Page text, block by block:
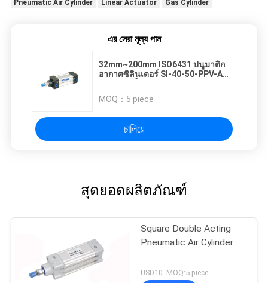
Pneumatic Air Cylinder Linear Actuator Gas Cylinder
এর সেরা মূল্য পান
32mm~200mm ISO6431 ปนูมาติก
อากาศซิลินเดอร์ SI-40-50-PPV-A
MOQ： 5 piece
চালিয়ে
สุดยอดผลิตภัณฑ์
Square Double Acting
Pneumatic Air Cylinder
USD10- MOQ:5 piece